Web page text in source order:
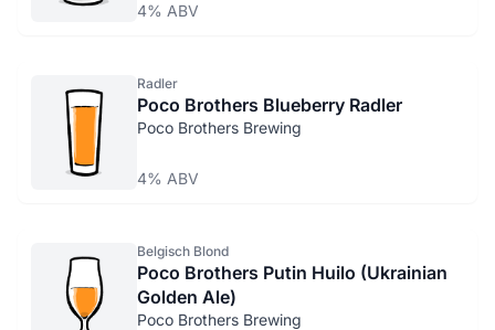
4% ABV
Radler
Poco Brothers Blueberry Radler
Poco Brothers Brewing
4% ABV
Belgisch Blond
Poco Brothers Putin Huilo (Ukrainian
Golden Ale)
Poco Brothers Brewing